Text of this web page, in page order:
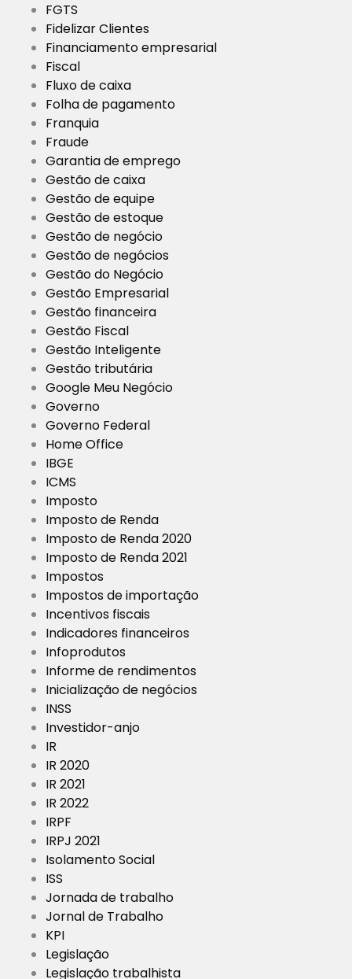
FGTS
Fidelizar Clientes
Financiamento empresarial
Fiscal
Fluxo de caixa
Folha de pagamento
Franquia
Fraude
Garantia de emprego
Gestão de caixa
Gestão de equipe
Gestão de estoque
Gestão de negócio
Gestão de negócios
Gestão do Negócio
Gestão Empresarial
Gestão financeira
Gestão Fiscal
Gestão Inteligente
Gestão tributária
Google Meu Negócio
Governo
Governo Federal
Home Office
IBGE
ICMS
Imposto
Imposto de Renda
Imposto de Renda 2020
Imposto de Renda 2021
Impostos
Impostos de importação
Incentivos fiscais
Indicadores financeiros
Infoprodutos
Informe de rendimentos
Inicialização de negócios
INSS
Investidor-anjo
IR
IR 2020
IR 2021
IR 2022
IRPF
IRPJ 2021
Isolamento Social
ISS
Jornada de trabalho
Jornal de Trabalho
KPI
Legislação
Legislação trabalhista